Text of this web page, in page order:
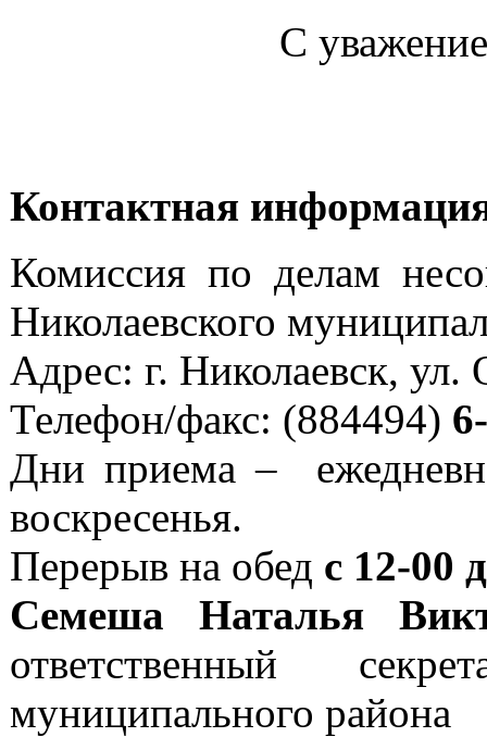
С
Контактная
Комиссия по делам
Николаевского
Адрес: г. Николаевск,
Телефон/факс: (884494)
Дни приема –
воскресенья.
Перерыв на обед с 12-00
Семеша Наталья
ответственный
муниципального района